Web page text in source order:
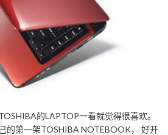
的LAPTOP一看就觉得很喜欢。
的第一架TOSHIBA NOTEBOOK， 好开